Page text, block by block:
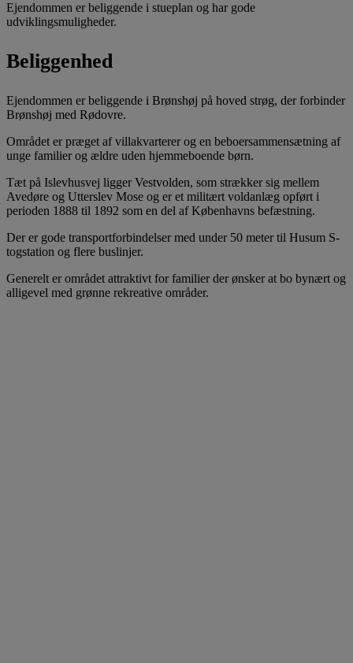
Ejendommen er beliggende i stueplan og har gode
udviklingsmuligheder.
Beliggenhed
Ejendommen er beliggende i Brønshøj på hoved strøg, der forbinder
Brønshøj med Rødovre.
Området er præget af villakvarterer og en beboersammensætning af
unge familier og ældre uden hjemmeboende børn.
Tæt på Islevhusvej ligger Vestvolden, som strækker sig mellem
Avedøre og Utterslev Mose og er et militært voldanlæg opført i
perioden 1888 til 1892 som en del af Københavns befæstning.
Der er gode transportforbindelser med under 50 meter til Husum S-
togstation og flere buslinjer.
Generelt er området attraktivt for familier der ønsker at bo bynært og
alligevel med grønne rekreative områder.